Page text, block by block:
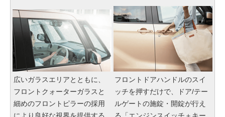
広いガラスエリアとともに、
フロントクォーターガラスと
細めのフロントピラーの採用
フロントドアハンドルのスイ
ッチを押すだけで、ドア/テー
ルゲートの施錠・開錠が行え